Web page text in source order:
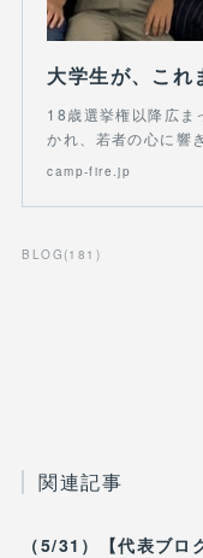
18歳選挙権以降広ま
かれ、若者の心に響
camp-fire.jp
BLOG (181 )
関連記事